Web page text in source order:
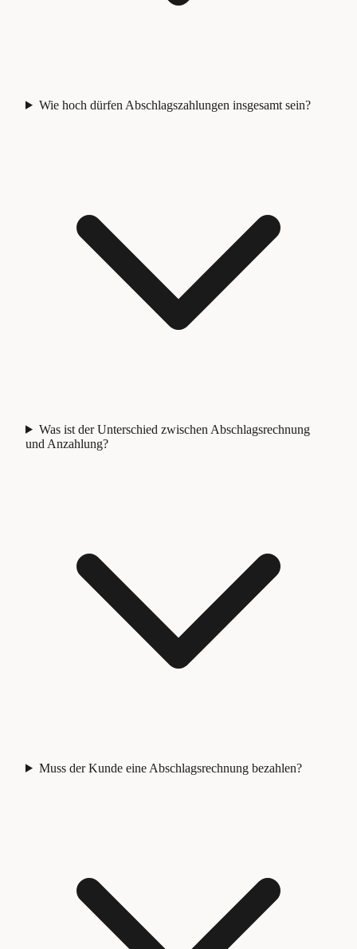
Wie hoch dürfen Abschlagszahlungen insgesamt sein?
Was ist der Unterschied zwischen Abschlagsrechnung
und Anzahlung?
Muss der Kunde eine Abschlagsrechnung bezahlen?